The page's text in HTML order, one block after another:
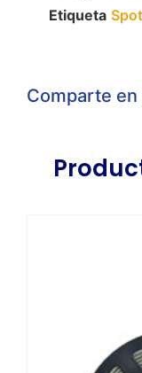
Etiqueta
Comparte en